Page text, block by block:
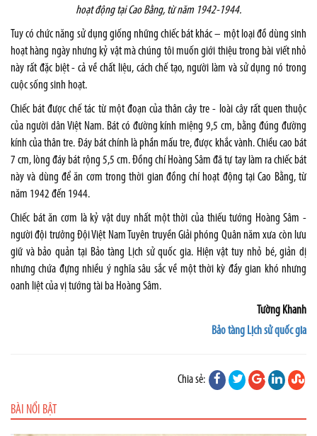
hoạt động tại Cao Bằng, từ năm 1942-1944.
Tuy có chức năng sử dụng giống những chiếc bát khác – một loại đồ dùng sinh
hoạt hàng ngày nhưng kỷ vật mà chúng tôi muốn giới thiệu trong bài viết nhỏ
này rất đặc biệt - cả về chất liệu, cách chế tạo, người làm và sử dụng nó trong
cuộc sống sinh hoạt.
Chiếc bát được chế tác từ một đoạn của thân cây tre - loài cây rất quen thuộc
của người dân Việt Nam. Bát có đường kính miệng 9,5 cm, bằng đúng đường
kính của thân tre. Đáy bát chính là phần mấu tre, được khắc vành. Chiều cao bát
7 cm, lòng đáy bát rộng 5,5 cm. Đồng chí Hoàng Sâm đã tự tay làm ra chiếc bát
này và dùng để ăn cơm trong thời gian đồng chí hoạt động tại Cao Bằng, từ
năm 1942 đến 1944.
Chiếc bát ăn cơm là kỷ vật duy nhất một thời của thiếu tướng Hoàng Sâm -
người đội trưởng Đội Việt Nam Tuyên truyền Giải phóng Quân năm xưa còn lưu
giữ và bảo quản tại Bảo tàng Lịch sử quốc gia. Hiện vật tuy nhỏ bé, giản dị
nhưng chứa đựng nhiều ý nghĩa sâu sắc về một thời kỳ đầy gian khó nhưng
oanh liệt của vị tướng tài ba Hoàng Sâm.
Tường Khanh
Bảo tàng Lịch sử quốc gia
Chia sẻ:
BÀI NỔI BẬT